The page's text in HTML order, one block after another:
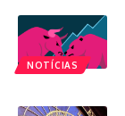
NOTÍCIAS